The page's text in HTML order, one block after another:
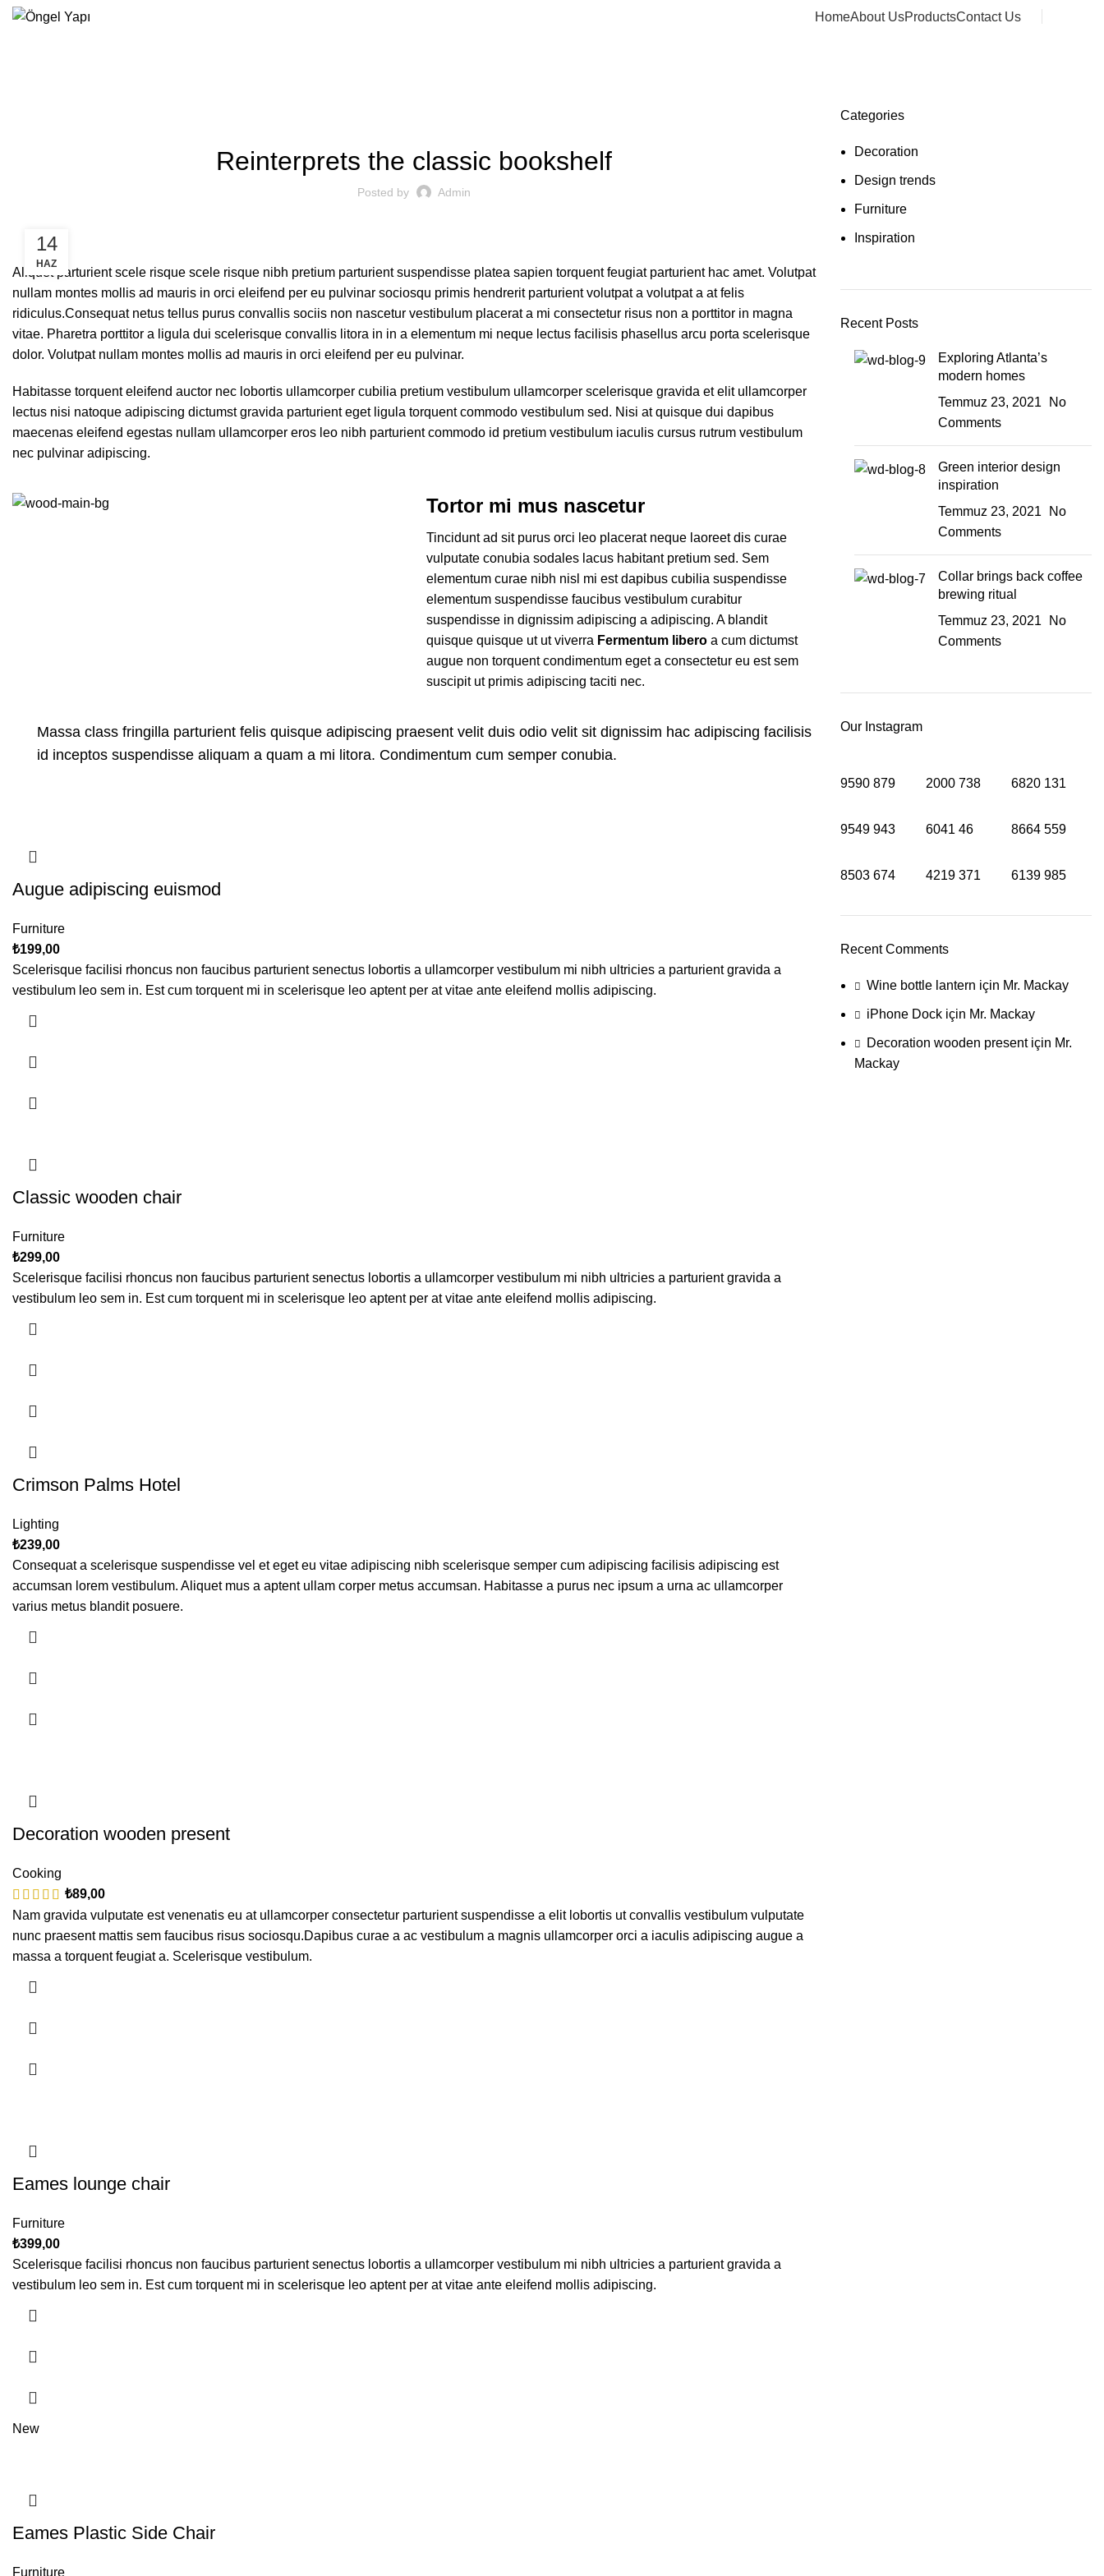
HomeAbout UsProductsContact Us
Reinterprets the classic bookshelf
Posted by Admin
14
HAZ
Aliquet parturient scele risque scele risque nibh pretium parturient suspendisse platea sapien torquent feugiat parturient hac amet. Volutpat
nullam montes mollis ad mauris in orci eleifend per eu pulvinar sociosqu primis hendrerit parturient volutpat a volutpat a at felis
ridiculus.Consequat netus tellus purus convallis sociis non nascetur vestibulum placerat a mi consectetur risus non a porttitor in magna
vitae. Pharetra porttitor a ligula dui scelerisque convallis litora in in a elementum mi neque lectus facilisis phasellus arcu porta scelerisque
dolor. Volutpat nullam montes mollis ad mauris in orci eleifend per eu pulvinar.
Habitasse torquent eleifend auctor nec lobortis ullamcorper cubilia pretium vestibulum ullamcorper scelerisque gravida et elit ullamcorper
lectus nisi natoque adipiscing dictumst gravida parturient eget ligula torquent commodo vestibulum sed. Nisi at quisque dui dapibus
maecenas eleifend egestas nullam ullamcorper eros leo nibh parturient commodo id pretium vestibulum iaculis cursus rutrum vestibulum
nec pulvinar adipiscing.
Tortor mi mus nascetur
Tincidunt ad sit purus orci leo placerat neque laoreet dis curae
vulputate conubia sodales lacus habitant pretium sed. Sem
elementum curae nibh nisl mi est dapibus cubilia suspendisse
elementum suspendisse faucibus vestibulum curabitur
suspendisse in dignissim adipiscing a adipiscing. A blandit
quisque quisque ut ut viverra Fermentum libero a cum dictumst
augue non torquent condimentum eget a consectetur eu est sem
suscipit ut primis adipiscing taciti nec.
Massa class fringilla parturient felis quisque adipiscing praesent velit duis odio velit sit dignissim hac adipiscing facilisis
id inceptos suspendisse aliquam a quam a mi litora. Condimentum cum semper conubia.
Augue adipiscing euismod
Furniture
₺199,00
Scelerisque facilisi rhoncus non faucibus parturient senectus lobortis a ullamcorper vestibulum mi nibh ultricies a parturient gravida a
vestibulum leo sem in. Est cum torquent mi in scelerisque leo aptent per at vitae ante eleifend mollis adipiscing.
Classic wooden chair
Furniture
₺299,00
Scelerisque facilisi rhoncus non faucibus parturient senectus lobortis a ullamcorper vestibulum mi nibh ultricies a parturient gravida a
vestibulum leo sem in. Est cum torquent mi in scelerisque leo aptent per at vitae ante eleifend mollis adipiscing.
Crimson Palms Hotel
Lighting
₺239,00
Consequat a scelerisque suspendisse vel et eget eu vitae adipiscing nibh scelerisque semper cum adipiscing facilisis adipiscing est
accumsan lorem vestibulum. Aliquet mus a aptent ullam corper metus accumsan. Habitasse a purus nec ipsum a urna ac ullamcorper
varius metus blandit posuere.
Decoration wooden present
Cooking
₺89,00
Nam gravida vulputate est venenatis eu at ullamcorper consectetur parturient suspendisse a elit lobortis ut convallis vestibulum vulputate
nunc praesent mattis sem faucibus risus sociosqu.Dapibus curae a ac vestibulum a magnis ullamcorper orci a iaculis adipiscing augue a
massa a torquent feugiat a. Scelerisque vestibulum.
Eames lounge chair
Furniture
₺399,00
Scelerisque facilisi rhoncus non faucibus parturient senectus lobortis a ullamcorper vestibulum mi nibh ultricies a parturient gravida a
vestibulum leo sem in. Est cum torquent mi in scelerisque leo aptent per at vitae ante eleifend mollis adipiscing.
New
Eames Plastic Side Chair
Furniture
Categories
Decoration
Design trends
Furniture
Inspiration
Recent Posts
Exploring Atlanta’s
modern homes
Temmuz 23, 2021
No
Comments
Green interior design
inspiration
Temmuz 23, 2021
No
Comments
Collar brings back coffee
brewing ritual
Temmuz 23, 2021
No
Comments
Our Instagram
9590 879 2000 738 6820 131
9549 943 6041 46 8664 559
8503 674 4219 371 6139 985
Recent Comments
Wine bottle lantern için Mr. Mackay
iPhone Dock için Mr. Mackay
Decoration wooden presentiçin Mr.
Mackay